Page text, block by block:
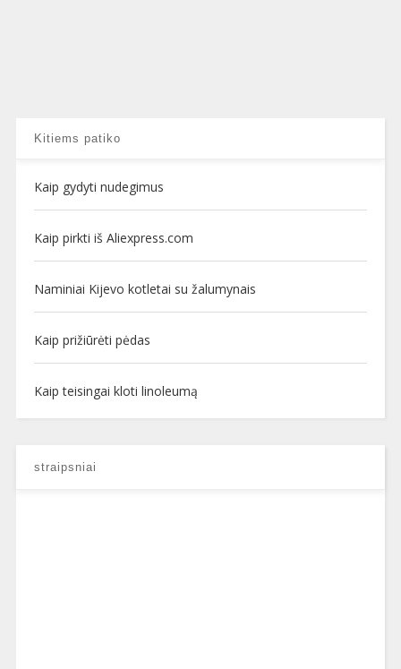
Kitiems patiko
Kaip gydyti nudegimus
Kaip pirkti iš Aliexpress.com
Naminiai Kijevo kotletai su žalumynais
Kaip prižiūrėti pėdas
Kaip teisingai kloti linoleumą
straipsniai